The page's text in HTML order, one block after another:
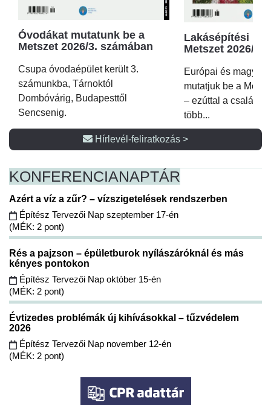
Óvodákat mutatunk be a
Metszet 2026/3. számában
Csupa óvodaépület került 3.
számunkba, Tárnoktól
Dombóvárig, Budapesttől
Sencsenig.
Lakásépítési
Metszet 2026/2.
Európai és magyar
mutatjuk be a
– ezúttal a családi
több...
Hírlevél-feliratkozás >
KONFERENCIANAPTÁR
Azért a víz a zűr? – vízszigetelések rendszerben
Építész Tervezői Nap szeptember 17-én
(MÉK: 2 pont)
Rés a pajzson – épületburok nyílászáróknál és más
kényes pontokon
Építész Tervezői Nap október 15-én
(MÉK: 2 pont)
Évtizedes problémák új kihívásokkal – tűzvédelem
2026
Építész Tervezői Nap november 12-én
(MÉK: 2 pont)